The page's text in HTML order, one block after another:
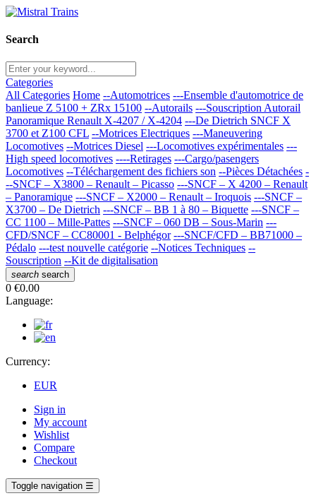
Search
Categories
All Categories Home --Automotrices ---Ensemble d'automotrice de
banlieue Z 5100 + ZRx 15100 --Autorails ---Souscription Autorail
Panoramique Renault X-4207 / X-4204 ---De Dietrich SNCF X
3700 et Z100 CFL --Motrices Electriques ---Maneuvering
Locomotives --Motrices Diesel ---Locomotives expérimentales ---
High speed locomotives ----Retirages ---Cargo/pasengers
Locomotives --Téléchargement des fichiers son --Pièces Détachées -
--SNCF – X3800 – Renault – Picasso ---SNCF – X 4200 – Renault
– Panoramique ---SNCF – X2000 – Renault – Iroquois ---SNCF –
X3700 – De Dietrich ---SNCF – BB 1 à 80 – Biquette ---SNCF –
CC 1100 – Mille-Pattes ---SNCF – 060 DB – Sous-Marin ---
CFD/SNCF – CC80001 - Belphégor ---SNCF/CFD – BB71000 –
Pédalo ---test nouvelle catégorie --Notices Techniques --
Souscription --Kit de digitalisation
search search
0 €0.00
Language:
Currency:
EUR
Sign in
My account
Wishlist
Compare
Checkout
Toggle navigation ☰